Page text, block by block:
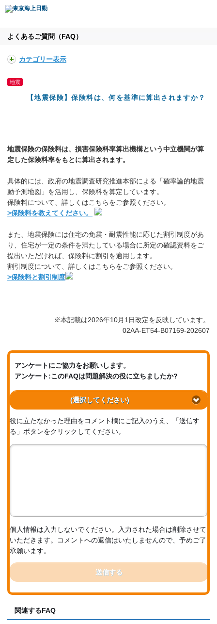
よくあるご質問（FAQ）
カテゴリー表示
地震
【地震保険】保険料は、何を基準に算出されますか？
地震保険の保険料は、損害保険料率算出機構という中立機関が算
定した保険料率をもとに算出されます。
具体的には、政府の地震調査研究推進本部による「確率論的地震
動予測地図」を活用し、保険料を算定しています。
保険料について、詳しくはこちらをご参照ください。
>保険料を教えてください。
また、地震保険には住宅の免震・耐震性能に応じた割引制度があ
り、住宅が一定の条件を満たしている場合に所定の確認資料をご
提出いただければ、保険料に割引を適用します。
割引制度について、詳しくはこちらをご参照ください。
>保険料と割引制度
※本記載は2026年10月1日改定を反映しています。
02AA-ET54-B07169-202607
アンケートにご協力をお願いします。
アンケート:このFAQは問題解決の役に立ちましたか?
(選択してください)
役に立たなかった理由をコメント欄にご記入のうえ、「送信す
る」ボタンをクリックしてください。
個人情報は入力しないでください。入力された場合は削除させて
いただきます。コメントへの返信はいたしませんので、予めご了
承願います。
送信する
関連するFAQ